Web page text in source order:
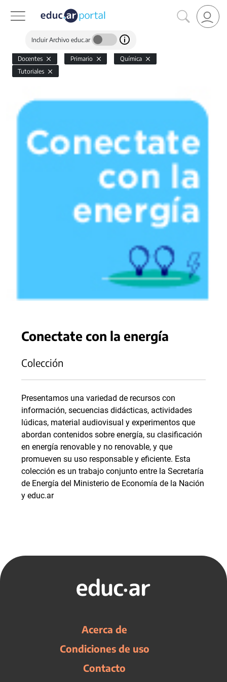
Incluir Archivo educ.ar
Docentes Primario
Química
Tutoriales
Conectate con la energía
Colección
Presentamos una variedad de recursos con
información, secuencias didácticas, actividades
lúdicas, material audiovisual y experimentos que
abordan contenidos sobre energía, su clasificación
en energía renovable y no renovable, y que
promueven su uso responsable y eficiente. Esta
colección es un trabajo conjunto entre la Secretaría
de Energía del Ministerio de Economía de la Nación
y educ.ar
Acerca de
Condiciones de uso
Contacto